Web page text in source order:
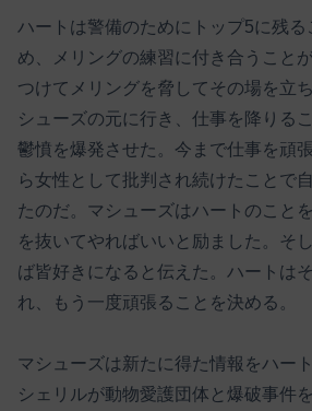
ハートは警備のためにトップ5に残る
め、メリングの練習に付き合うこと
つけてメリングを脅してその場を立
シューズの元に行き、仕事を降りる
鬱憤を爆発させた。今まで仕事を頑
ら女性として批判され続けたことで
たのだ。マシューズはハートのこと
を抜いてやればいいと励ました。そ
ば皆好きになると伝えた。ハートは
れ、もう一度頑張ることを決める。
マシューズは新たに得た情報をハー
シェリルが動物愛護団体と爆破事件